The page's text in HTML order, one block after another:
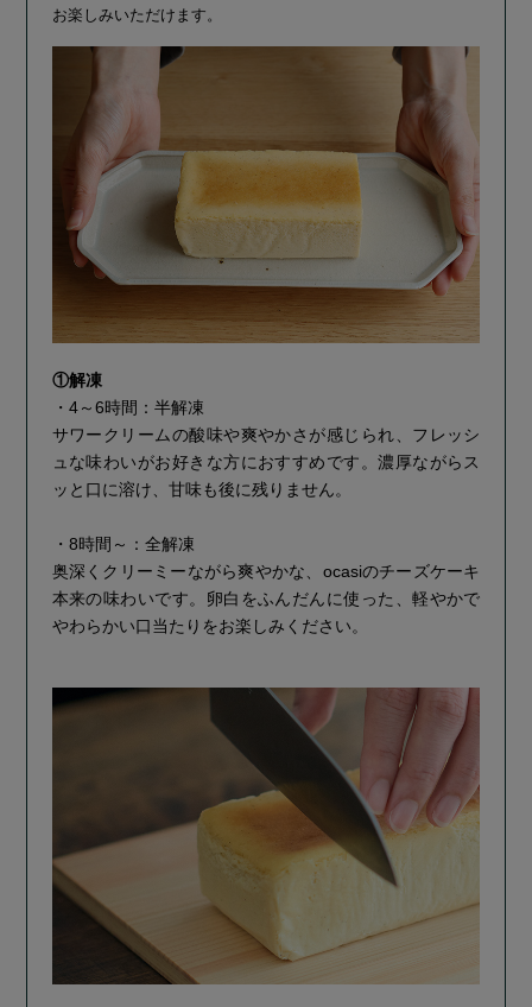
お楽しみいただけます。
①解凍
・4～6時間：半解凍
サワークリームの酸味や爽やかさが感じられ、フレッシ
ュな味わいがお好きな方におすすめです。濃厚ながらス
ッと口に溶け、甘味も後に残りません。
・8時間～：全解凍
奥深くクリーミーながら爽やかな、ocasiのチーズケーキ
本来の味わいです。卵白をふんだんに使った、軽やかで
やわらかい口当たりをお楽しみください。